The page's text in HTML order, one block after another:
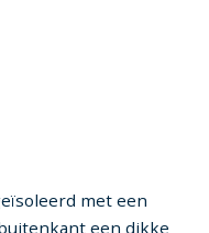
met een
een dikke